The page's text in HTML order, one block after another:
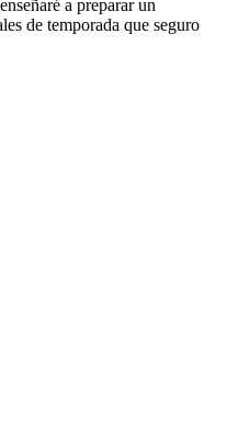
a preparar un
de temporada que seguro